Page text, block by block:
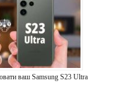
ваш Samsung S23 Ultra